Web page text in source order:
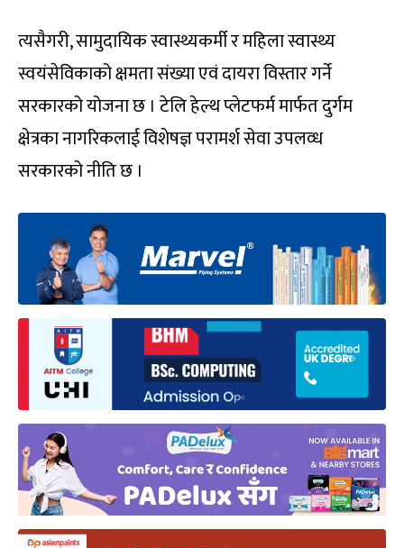
त्यसैगरी, सामुदायिक स्वास्थ्यकर्मी र महिला स्वास्थ्य
स्वयंसेविकाको क्षमता संख्या एवं दायरा विस्तार गर्ने
सरकारको योजना छ । टेलि हेल्थ प्लेटफर्म मार्फत दुर्गम
क्षेत्रका नागरिकलाई विशेषज्ञ परामर्श सेवा उपलव्ध
सरकारको नीति छ ।